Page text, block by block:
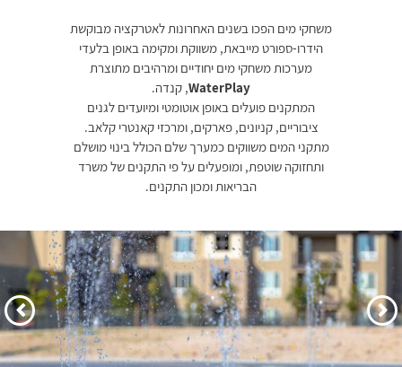
משחקי מים הפכו בשנים האחרונות לאטרקציה מבוקשת
הידרו-ספורט מייבאת, משווקת ומקימה באופן בלעדי
מערכות משחקי מים יחודיים ומרהיבים מתוצרת
WaterPlay, קנדה.
המתקנים פועלים באופן אוטומטי ומיועדים לגנים
ציבוריים, קניונים, פארקים, ומרכזי קאנטרי קלאב.
מתקני המים משווקים כמערך שלם הכולל בינוי מושלם
ותחזוקה שוטפת, ומופעלים על פי התקנים של משרד
הבריאות ומכון התקנים.
הבא הקודם